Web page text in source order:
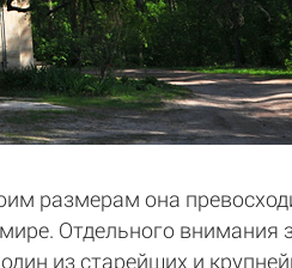
размерам она
Отдельного внимания
из старейших и